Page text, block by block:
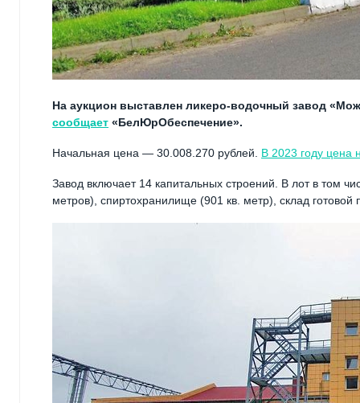
На аукцион выставлен ликеро-водочный завод
сообщает «БелЮрОбеспечение».
Начальная цена — 30.008.270 рублей. В 2023 году цена
Завод включает 14 капитальных строений. В лот в том
метров), спиртохранилище (901 кв. метр), склад готовой